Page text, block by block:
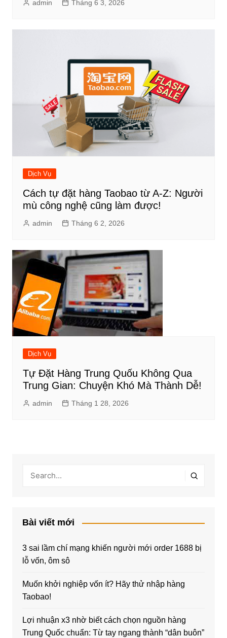
admin Tháng 6 3, 2026
Dịch Vụ
Cách tự đặt hàng Taobao từ A-Z: Người
mù công nghệ cũng làm được!
admin Tháng 6 2, 2026
Dịch Vụ
Tự Đặt Hàng Trung Quốu Không Qua
Trung Gian: Chuyện Khó Mà Thành Dễ!
admin Tháng 1 28, 2026
Bài viết mới
3 sai lầm chí mạng khiến người mới order 1688 bị
lỗ vốn, ôm sô
Muốn khởi nghiệp vốn ít? Hãy thử nhập hàng
Taobao!
Lợi nhuận x3 nhờ biết cách chọn nguồn hàng
Trung Quốc chuẩn: Từ tay ngang thành “dân buôn”